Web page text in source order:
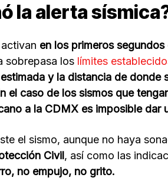
la alerta
en los primeros segundos
sobrepasa los límites
y la distancia de donde
el caso de los sismos que
a la CDMX es imposible dar
el sismo, aunque no haya
Civil, así como las
no empujo, no grito.